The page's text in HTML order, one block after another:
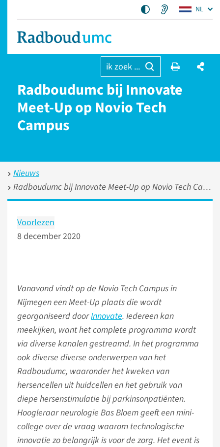
NL
ik zoek ...
Radboudumc bij Innovate
Meet-Up op Novio Tech
Campus
Nieuws
Radboudumc bij Innovate Meet-Up op Novio Tech Campus
Voorlezen
8 december 2020
Vanavond vindt op de Novio Tech Campus in
Nijmegen een Meet-Up plaats die wordt
georganiseerd doorInnovate. Iedereen kan
meekijken, want het complete programma wordt
via diverse kanalen gestreamd. In het programma
ook diverse diverse onderwerpen van het
Radboudumc, waaronder het kweken van
hersencellen uit huidcellen en het gebruik van
diepe hersenstimulatie bij parkinsonpatiënten.
Hoogleraar neurologie Bas Bloem geeft een mini-
college over de vraag waarom technologische
innovatie zo belangrijk is voor de zorg. Het event is